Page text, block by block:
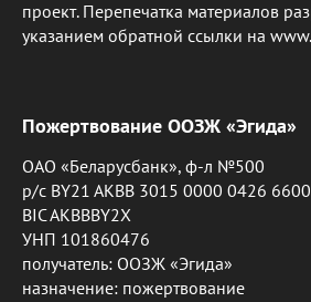
проект. Перепечатка материалов
указанием обратной ссылки на
Пожертвование ООЗЖ «Эгида»
ОАО «Беларусбанк», ф-л №500
р/с BY21 AKBB 3015 0000 0426
BIC AKBBBY2X
УНП 101860476
получатель: ООЗЖ «Эгида»
назначение: пожертвование